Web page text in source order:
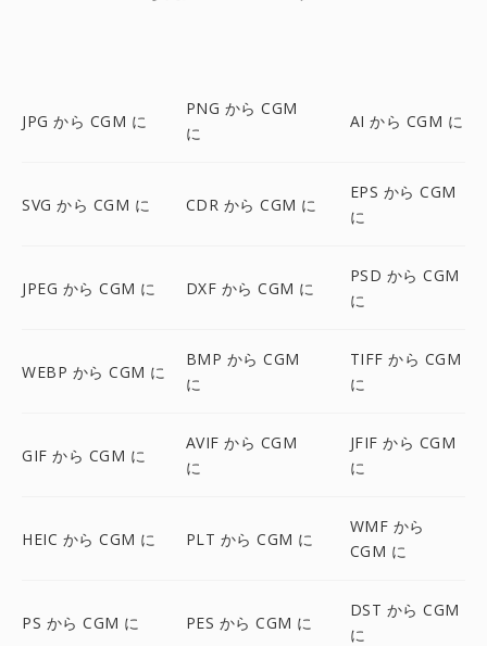
JPG から CGM に
PNG から CGM
に
AI から CGM に
SVG から CGM に CDR から CGM に
EPS から CGM
に
JPEG から CGM に DXF から CGM に
PSD から CGM
に
WEBP から CGM に
BMP から CGM
に
TIFF から CGM
に
GIF から CGM に
AVIF から CGM
に
JFIF から CGM
に
HEIC から CGM に PLT から CGM に
WMF から
CGM に
PS から CGM に PES から CGM に
DST から CGM
に